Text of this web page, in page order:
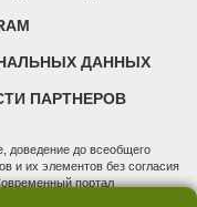
ДАННЫХ
ПАРТНЕРОВ
доведение до всеобщего
и их элементов без согласия
портал